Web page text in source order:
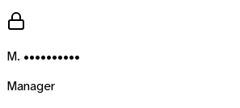
M. ••••••••••
Manager